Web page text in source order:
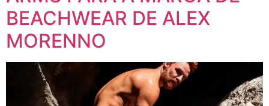
BEACHWEAR DE ALEX
MORENNO